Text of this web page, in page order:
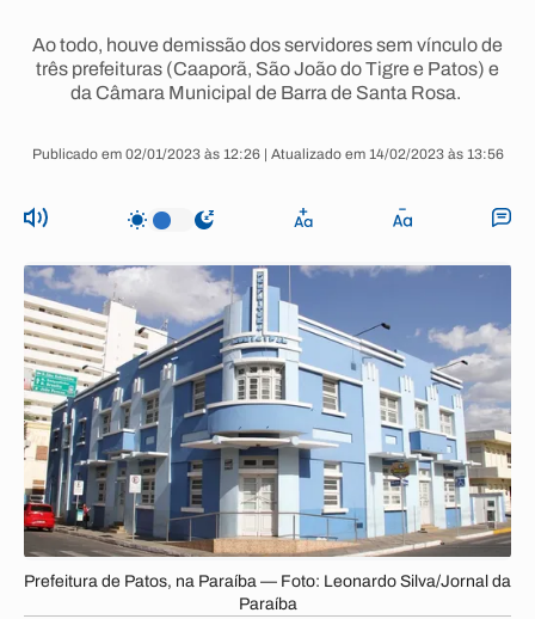
Ao todo, houve demissão dos servidores sem vínculo de
três prefeituras (Caaporã, São João do Tigre e Patos) e
da Câmara Municipal de Barra de Santa Rosa.
Publicado em 02/01/2023 às 12:26 | Atualizado em 14/02/2023 às 13:56
Prefeitura de Patos, na Paraíba — Foto: Leonardo Silva/Jornal da
Paraíba